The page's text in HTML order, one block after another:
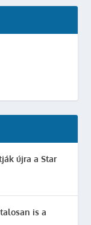
újra a Star
is a